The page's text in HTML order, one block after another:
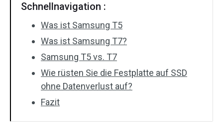
Schnellnavigation :
Was ist Samsung T5
Was ist Samsung T7?
Samsung T5 vs. T7
Wie rüsten Sie die Festplatte auf SSD
ohne Datenverlust auf?
Fazit